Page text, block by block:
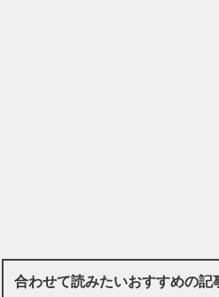
合わせて読みたいおすすめの記